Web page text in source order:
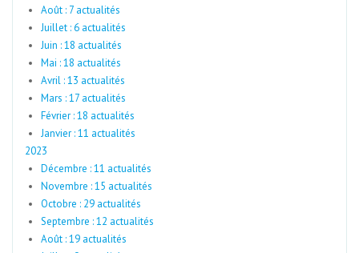
Août : 7 actualités
Juillet : 6 actualités
Juin : 18 actualités
Mai : 18 actualités
Avril : 13 actualités
Mars : 17 actualités
Février : 18 actualités
Janvier : 11 actualités
2023
Décembre : 11 actualités
Novembre : 15 actualités
Octobre : 29 actualités
Septembre : 12 actualités
Août : 19 actualités